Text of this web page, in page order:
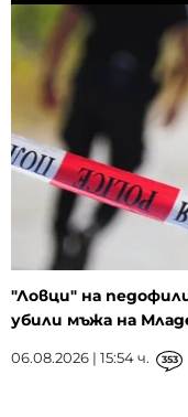
"Ловци" на
убили мъжа на
06.08.2026 | 15:54 ч. 353